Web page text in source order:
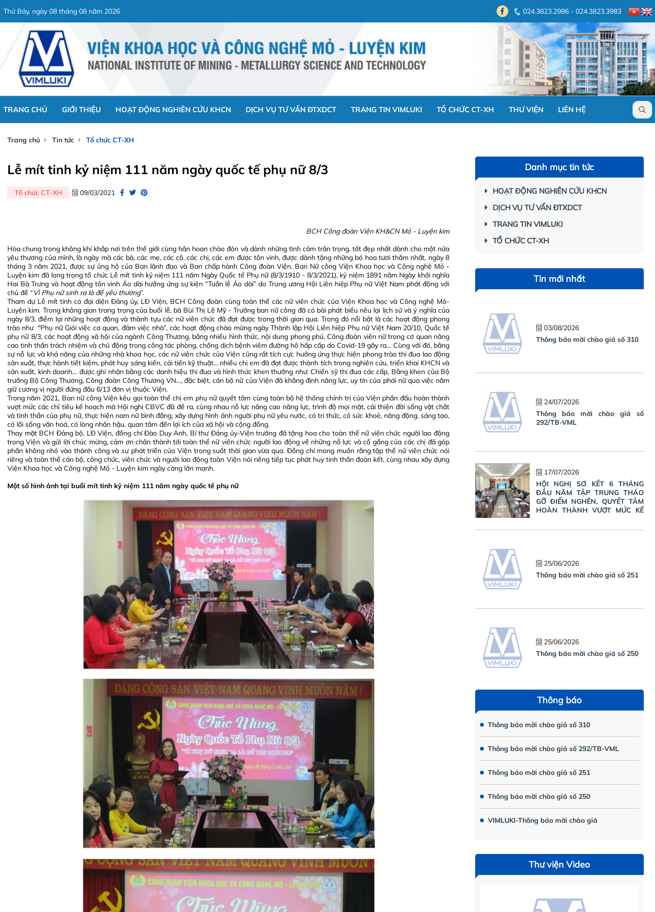
Thứ Bảy, ngày 08 tháng 08 năm 2026 024.3823.2986 - 024.3823.3983
TRANG CHỦ GIỚI THIỆU HOẠT ĐỘNG NGHIÊN CỨU KHCN DỊCH VỤ TƯ VẤN ĐTXDCT TRANG TIN VIMLUKI TỔ CHỨC CT-XH THƯ VIỆN LIÊN HỆ
Trang chủ Tin tức Tổ chức CT-XH
Lễ mít tinh kỷ niệm 111 năm ngày quốc tế phụ nữ 8/3
Tổ chức CT-XH 09/03/2021
BCH Công đoàn Viện KH&CN Mỏ - Luyện kim
Hòa chung trong không khí khắp nơi trên thế giới cùng hân hoan chào đón và dành những tình cảm trân trọng, tốt đẹp nhất dành cho một nửa
yêu thương của mình, là ngày mà các bà, các mẹ, các cô, các chị, các em được tôn vinh, được dành tặng những bó hoa tươi thắm nhất, ngày 8
tháng 3 năm 2021, được sự ủng hộ của Ban lãnh đạo và Ban chấp hành Công đoàn Viện, Ban Nữ công Viện Khoa học và Công nghệ Mỏ -
Luyện kim đã long trọng tổ chức Lễ mít tinh kỷ niệm 111 năm Ngày Quốc tế Phụ nữ (8/3/1910 - 8/3/2021), kỷ niệm 1891 năm Ngày khởi nghĩa
Hai Bà Trưng và hoạt động tôn vinh Áo dài hưởng ứng sự kiện “Tuần lễ Áo dài” do Trung ương Hội Liên hiệp Phụ nữ Việt Nam phát động với
chủ đề “Vì Phụ nữ sinh ra là để yêu thương”.
Tham dự Lễ mít tinh có đại diện Đảng ủy, LĐ Viện, BCH Công đoàn cùng toàn thể các nữ viên chức của Viện Khoa học và Công nghệ Mỏ-
Luyện kim. Trong không gian trang trọng của buổi lễ, bà Bùi Thị Lệ Mỹ - Trưởng ban nữ công đã có bài phát biểu nêu lại lịch sử và ý nghĩa của
ngày 8/3, điểm lại những hoạt động và thành tựu các nữ viên chức đã đạt được trong thời gian qua. Trong đó nổi bật là các hoạt động phong
trào như "Phụ nữ Giỏi việc cơ quan, đảm việc nhà”, các hoạt động chào mừng ngày Thành lập Hội Liên hiệp Phụ nữ Việt Nam 20/10, Quốc tế
phụ nữ 8/3, các hoạt động xã hội của ngành Công Thương, bằng nhiều hình thức, nội dung phong phú. Công đoàn viên nữ trong cơ quan nâng
cao tinh thần trách nhiệm và chủ động trong công tác phòng, chống dịch bệnh viêm đường hô hấp cấp do Covid-19 gây ra… Cùng với đó, bằng
sự nỗ lực và khả năng của những nhà khoa học, các nữ viên chức của Viện cũng rất tích cực hưởng ứng thực hiện phong trào thi đua lao động
sản xuất, thực hành tiết kiệm, phát huy sáng kiến, cải tiến kỹ thuật... nhiều chị em đã đạt được thành tích trong nghiên cứu, triển khai KHCN và
sản xuất, kinh doanh… được ghi nhận bằng các danh hiệu thi đua và hình thức khen thưởng như: Chiến sỹ thi đua các cấp, Bằng khen của Bộ
trưởng Bộ Công Thương, Công đoàn Công Thương VN…, đặc biệt, cán bộ nữ của Viện đã khẳng định năng lực, uy tín của phái nữ qua việc nắm
giữ cương vị người đứng đầu 6/13 đơn vị thuộc Viện.
Trong năm 2021, Ban nữ công Viện kêu gọi toàn thể chị em phụ nữ quyết tâm cùng toàn bộ hệ thống chính trị của Viện phấn đấu hoàn thành
vượt mức các chỉ tiêu kế hoạch mà Hội nghị CBVC đã đề ra, cùng nhau nỗ lực nâng cao năng lực, trình độ mọi mặt, cải thiện đời sống vật chất
và tinh thần của phụ nữ, thực hiện nam nữ bình đẳng, xây dựng hình ảnh người phụ nữ yêu nước, có tri thức, có sức khoẻ, năng động, sáng tạo,
có lối sống văn hoá, có lòng nhân hậu, quan tâm đến lợi ích của xã hội và cộng đồng.
Thay mặt BCH Đảng bộ, LĐ Viện, đồng chí Đào Duy Anh, Bí thư Đảng ủy-Viện trưởng đã tặng hoa cho toàn thể nữ viên chức người lao động
trong Viện và gửi lời chúc mừng, cảm ơn chân thành tới toàn thể nữ viên chức người lao động về những nỗ lực và cố gắng của các chị đã góp
phần không nhỏ vào thành công và sự phát triển của Viện trong suốt thời gian vừa qua. Đồng chí mong muốn rằng tập thể nữ viên chức nói
riêng và toàn thể cán bộ, công chức, viên chức và người lao động toàn Viện nói riêng tiếp tục phát huy tinh thần đoàn kết, cùng nhau xây dựng
Viện Khoa học và Công nghệ Mỏ - Luyện kim ngày càng lớn mạnh.
Một số hình ảnh tại buổi mít tinh kỷ niệm 111 năm ngày quốc tế phụ nữ
Danh mục tin tức
HOẠT ĐỘNG NGHIÊN CỨU KHCN
DỊCH VỤ TƯ VẤN ĐTXDCT
TRANG TIN VIMLUKI
TỔ CHỨC CT-XH
Tin mới nhất
03/08/2026
Thông báo mời chào giá số 310
24/07/2026
Thông báo mời chào giá số
292/TB-VML
17/07/2026
HỘI NGHỊ SƠ KẾT 6 THÁNG
ĐẦU NĂM TẬP TRUNG THÁO
GỠ ĐIỂM NGHẼN, QUYẾT TÂM
HOÀN THÀNH VƯỢT MỨC KẾ
25/06/2026
Thông báo mời chào giá số 251
25/06/2026
Thông báo mời chào giá số 250
Thông báo
Thông báo mời chào giá số 310
Thông báo mời chào giá số 292/TB-VML
Thông báo mời chào giá số 251
Thông báo mời chào giá số 250
VIMLUKI-Thông báo mời chào giá
Thư viện Video